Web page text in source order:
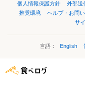
個人情報保護方針
外部送
推奨環境
ヘルプ・お問
サ
言語： English